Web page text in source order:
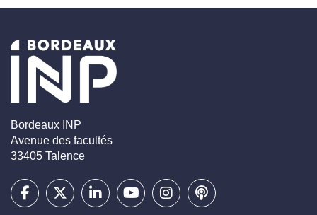
Bordeaux INP
Avenue des facultés
33405 Talence